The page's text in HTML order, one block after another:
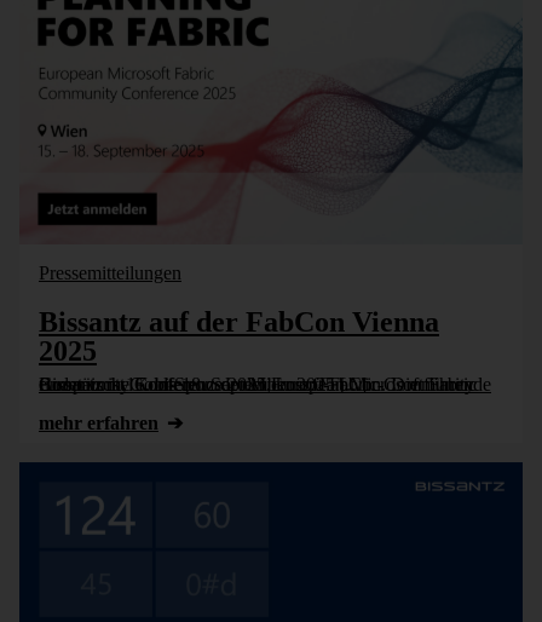
Pressemitteilungen
Bissantz auf der FabCon Vienna
2025
Bissantz ist Gold-Sponsor der European Microsoft Fabric Community Conference 2025, kurz: FabCon. Die führende europäische Konferenz der Microsoft-Fabric-Community findet vom 15. bis 18. September 2025 [...]
mehr erfahren